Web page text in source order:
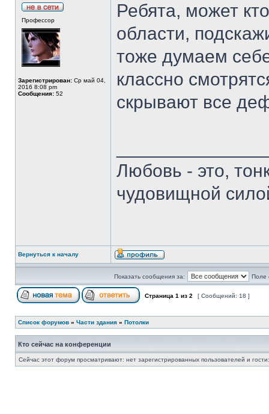
Профессор
Зарегистрирован: Ср май 04,
2016 8:08 pm
Сообщения: 52
Ребята, может
области,
тоже думаем
классно
скрывают все
Любовь - это,
чудовищной
Вернуться к началу
Показать сообщения за: Поле
Страница 1 из 2 [ Сообщений: 18 ]
Список форумов » Части здания » Потолки
Кто сейчас на конференции
Сейчас этот форум просматривают: нет зарегистрированных пользователей и